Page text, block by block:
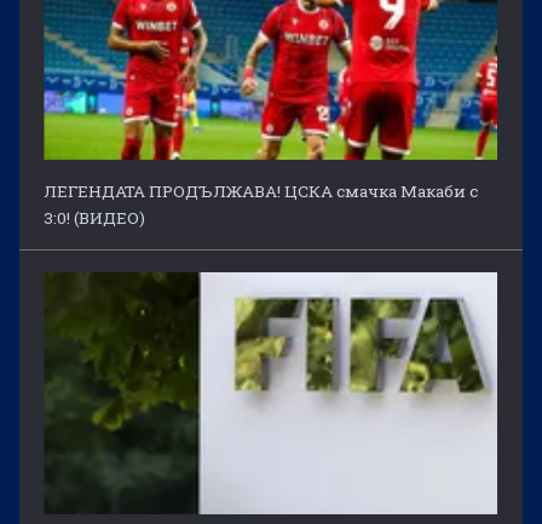
ЛЕГЕНДАТА ПРОДЪЛЖАВА! ЦСКА смачка Макаби с
3:0! (ВИДЕО)